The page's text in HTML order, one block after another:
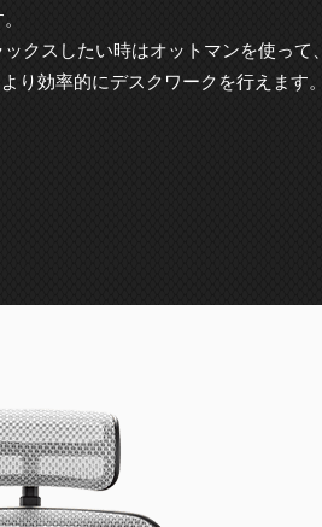
クスしたい時はオットマンを使って、
り効率的にデスクワークを行えます。